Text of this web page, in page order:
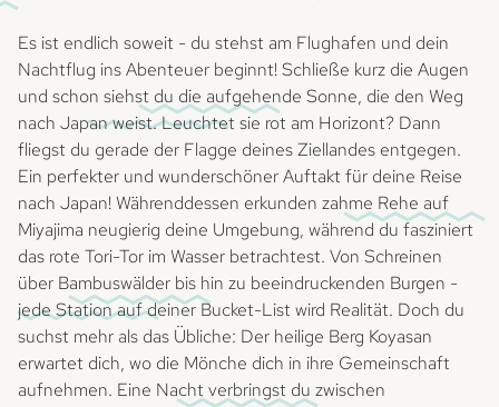
Es ist endlich soweit - du stehst am Flughafen und dein
Nachtflug ins Abenteuer beginnt! Schließe kurz die Augen
und schon siehst du die aufgehende Sonne, die den Weg
nach Japan weist. Leuchtet sie rot am Horizont? Dann
fliegst du gerade der Flagge deines Ziellandes entgegen.
Ein perfekter und wunderschöner Auftakt für deine Reise
nach Japan! Währenddessen erkunden zahme Rehe auf
Miyajima neugierig deine Umgebung, während du fasziniert
das rote Tori-Tor im Wasser betrachtest. Von Schreinen
über Bambuswälder bis hin zu beeindruckenden Burgen -
jede Station auf deiner Bucket-List wird Realität. Doch du
suchst mehr als das Übliche: Der heilige Berg Koyasan
erwartet dich, wo die Mönche dich in ihre Gemeinschaft
aufnehmen. Eine Nacht verbringst du zwischen